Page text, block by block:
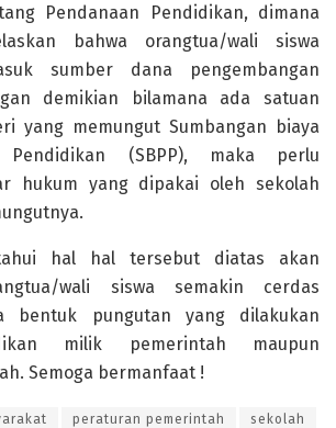
Pendanaan Pendidikan, dimana
bahwa orangtua/wali siswa
sumber dana pengembangan
demikian bilamana ada satuan
yang memungut Sumbangan biaya
Pendidikan (SBPP), maka perlu
hukum yang dipakai oleh sekolah
hal hal tersebut diatas akan
wali siswa semakin cerdas
bentuk pungutan yang dilakukan
milik pemerintah maupun
Semoga bermanfaat !
peraturan pemerintah sekolah